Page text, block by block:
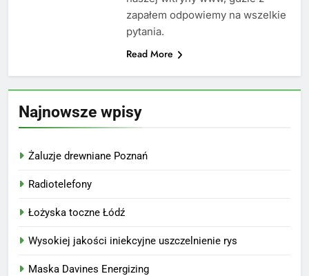
zapałem odpowiemy na wszelkie
pytania.
Read More
Najnowsze wpisy
Żaluzje drewniane Poznań
Radiotelefony
Łożyska toczne Łódź
Wysokiej jakości iniekcyjne uszczelnienie rys
Maska Davines Energizing